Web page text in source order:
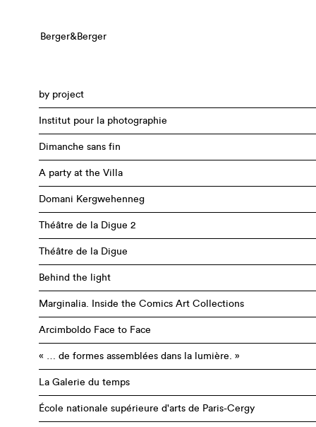
Berger&Berger
by project
Institut pour la photographie
Dimanche sans fin
A party at the Villa
Domani Kergwehenneg
Théâtre de la Digue 2
Théâtre de la Digue
Behind the light
Marginalia. Inside the Comics Art Collections
Arcimboldo Face to Face
« … de formes assemblées dans la lumière. »
La Galerie du temps
École nationale supérieure d'arts de Paris-Cergy